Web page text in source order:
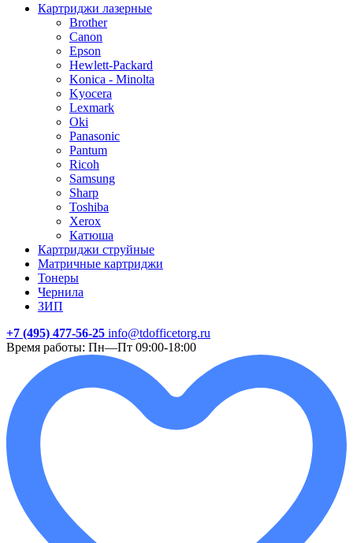
Картриджи лазерные
Brother
Canon
Epson
Hewlett-Packard
Konica - Minolta
Kyocera
Lexmark
Oki
Panasonic
Pantum
Ricoh
Samsung
Sharp
Toshiba
Xerox
Катюша
Картриджи струйные
Матричные картриджи
Тонеры
Чернила
ЗИП
+7 (495) 477-56-25 info@tdofficetorg.ru
Время работы: Пн—Пт 09:00-18:00